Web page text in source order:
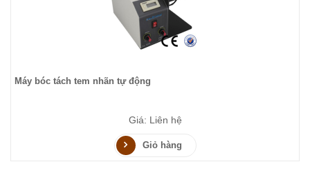
Máy bóc tách tem nhãn tự động
Giá: Liên hệ
Giỏ hàng